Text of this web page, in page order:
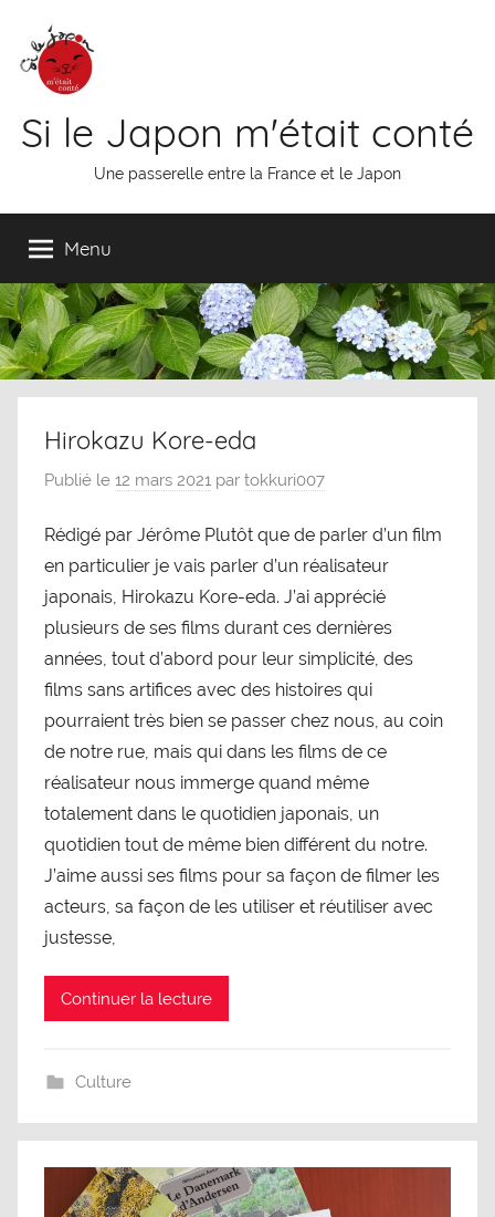
contenu
Si le Japon m'était conté
Une passerelle entre la France et le Japon
Menu
Hirokazu Kore-eda
Publié le 12 mars 2021 par tokkuri007
Rédigé par Jérôme Plutôt que de parler d’un film
en particulier je vais parler d’un réalisateur
japonais, Hirokazu Kore-eda. J’ai apprécié
plusieurs de ses films durant ces dernières
années, tout d’abord pour leur simplicité, des
films sans artifices avec des histoires qui
pourraient très bien se passer chez nous, au coin
de notre rue, mais qui dans les films de ce
réalisateur nous immerge quand même
totalement dans le quotidien japonais, un
quotidien tout de même bien différent du notre.
J’aime aussi ses films pour sa façon de filmer les
acteurs, sa façon de les utiliser et réutiliser avec
justesse,
Continuer la lecture
Culture